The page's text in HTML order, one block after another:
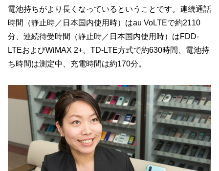
電池持ちがより長くなっているということです。連続通話
時間（静止時／日本国内使用時）はau VoLTEで約2110
分、連続待受時間（静止時／日本国内使用時）はFDD-
LTEおよびWiMAX 2+、TD-LTE方式で約630時間、電池持
ち時間は測定中、充電時間は約170分。